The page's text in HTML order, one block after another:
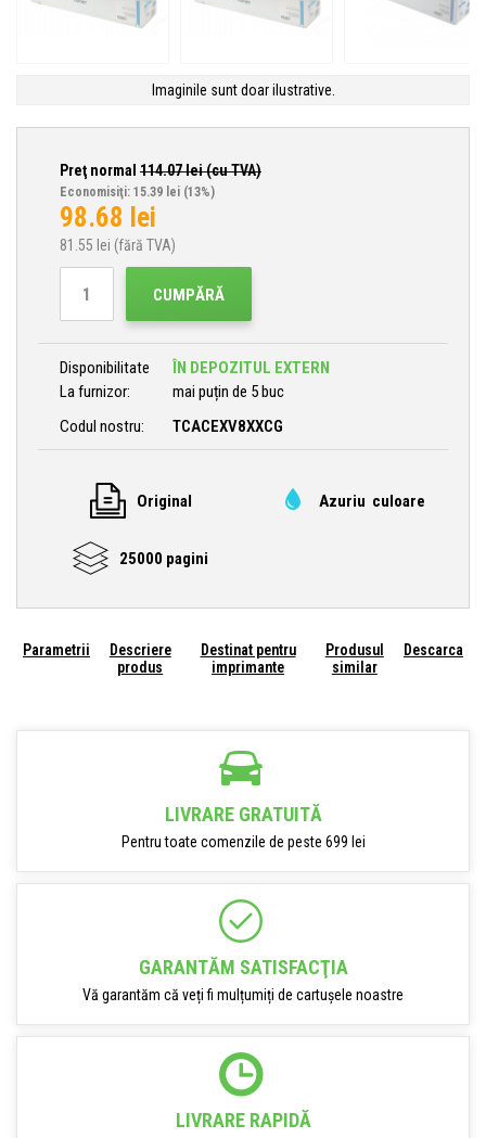
Imaginile sunt doar ilustrative.
Preţ normal 114.07lei (cu TVA)
Economisiţi: 15.39 lei (13%)
98.68 lei
81.55 lei (fără TVA)
CUMPĂRĂ
Disponibilitate
ÎN DEPOZITUL EXTERN
La furnizor:
mai puțin de 5 buc
Codul nostru:
TCACEXV8XXCG
Original Azuriu culoare
25000 pagini
Parametrii
Descriere
produs
Destinat pentru
imprimante
Produsul
similar
Descarca
LIVRARE GRATUITĂ
Pentru toate comenzile de peste 699 lei
GARANTĂM SATISFACŢIA
Vă garantăm că veți fi mulțumiți de cartușele noastre
LIVRARE RAPIDĂ